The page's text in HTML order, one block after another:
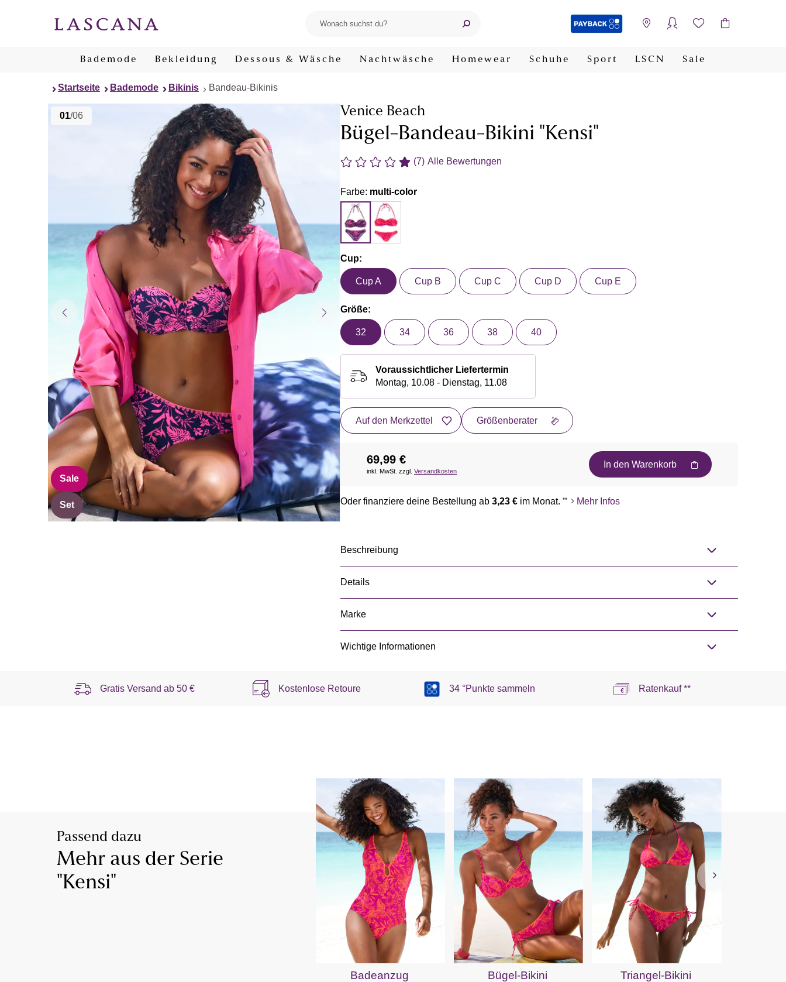
Bademode Bekleidung Dessous & Wäsche Nachtwäsche Homewear Schuhe Sport LSCN Sale
Startseite Bademode Bikinis Bandeau-Bikinis
01/06
Sale
Set
Venice Beach
Bügel-Bandeau-Bikini "Kensi"
(7) Alle Bewertungen
Farbe: multi-color
Cup:
Cup A Cup B Cup C Cup D Cup E
Größe:
32 34 36 38 40
Voraussichtlicher Liefertermin
Montag, 10.08 - Dienstag, 11.08
Auf den Merkzettel Größenberater
69,99 €
inkl. MwSt. zzgl. Versandkosten
In den Warenkorb
Oder finanziere deine Bestellung ab 3,23 € im Monat. ** Mehr Infos
Beschreibung
Details
Marke
Wichtige Informationen
Gratis Versand ab 50 € Kostenlose Retoure 34 °Punkte sammeln Ratenkauf **
Passend dazu
Mehr aus der Serie
"Kensi"
Badeanzug Bügel-Bikini Triangel-Bikini